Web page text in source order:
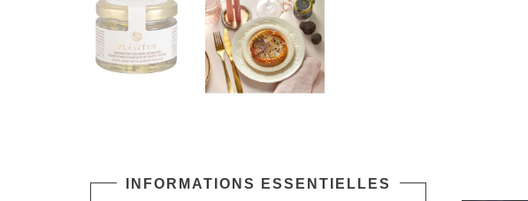
INFORMATIONS ESSENTIELLES